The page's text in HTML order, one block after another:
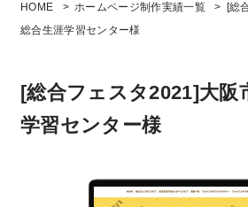
HOME ホームページ制作実績一覧
[総
総合生涯学習センター様
[総合フェスタ2021]大阪
学習センター様